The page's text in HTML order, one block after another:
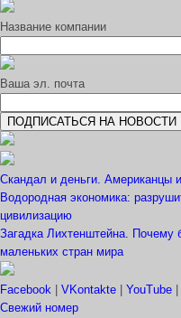
Название компании
Ваша эл. почта
Скандал и деньги. Американцы
Водородная экономика:
цивилизацию
Загадка Лихтенштейна. Почему
маленьких стран мира
Facebook VKontakte YouTube
Свежий номер